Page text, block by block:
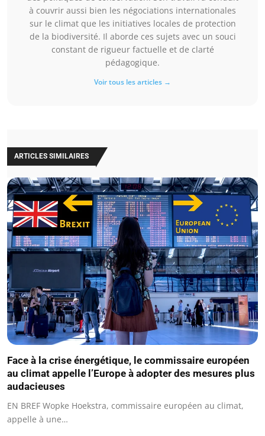
à couvrir aussi bien les négociations internationales
sur le climat que les initiatives locales de protection
de la biodiversité. Il aborde ces sujets avec un souci
constant de rigueur factuelle et de clarté
pédagogique.
Voir tous les articles →
ARTICLES SIMILAIRES
Face à la crise énergétique, le commissaire européen
au climat appelle l’Europe à adopter des mesures plus
audacieuses
EN BREF Wopke Hoekstra, commissaire européen au climat,
appelle à une…